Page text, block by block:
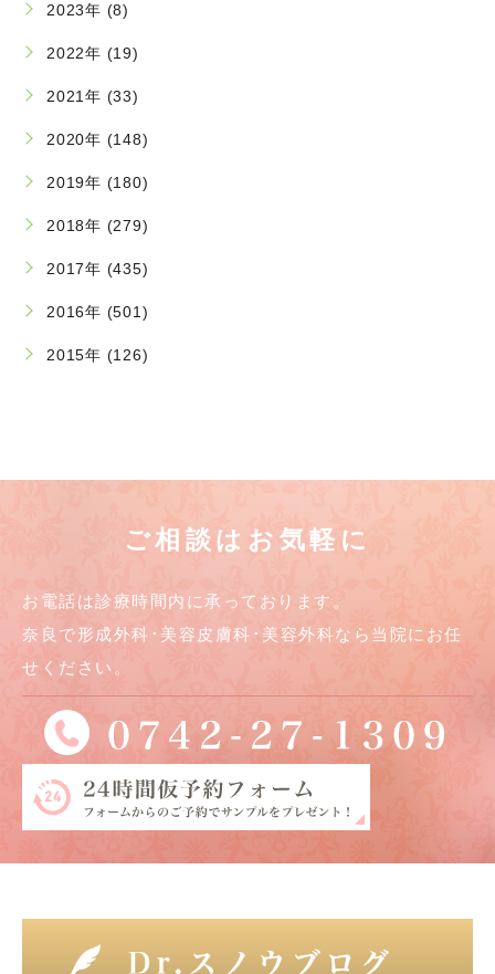
2023年 (8)
2022年 (19)
2021年 (33)
2020年 (148)
2019年 (180)
2018年 (279)
2017年 (435)
2016年 (501)
2015年 (126)
ご相談はお気軽に
お電話は診療時間内に承っております。
奈良で形成外科･美容皮膚科･美容外科なら当院にお任
せください。